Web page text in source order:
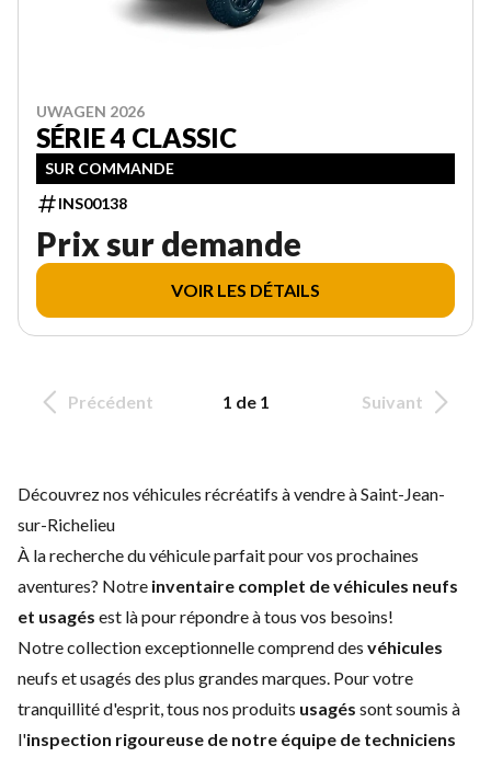
UWAGEN 2026
SÉRIE 4 CLASSIC
SUR COMMANDE
INS00138
Prix sur demande
VOIR LES DÉTAILS
Précédent 1 de 1 Suivant
Découvrez nos véhicules récréatifs à vendre à Saint-Jean-
sur-Richelieu
À la recherche du véhicule parfait pour vos prochaines
aventures? Notre inventaire complet de véhicules neufs
et usagés est là pour répondre à tous vos besoins!
Notre collection exceptionnelle comprend des véhicules
neufs et usagés des plus grandes marques. Pour votre
tranquillité d'esprit, tous nos produits usagés sont soumis à
l'inspection rigoureuse de notre équipe de techniciens